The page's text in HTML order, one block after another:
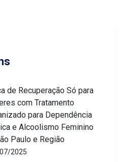
de Recuperação Só para
com Tratamento
para Dependência
e Alcoolismo Feminino
Paulo e Região
2025